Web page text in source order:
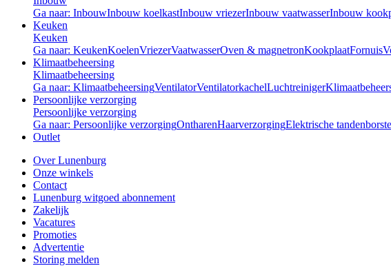
Ga naar: InbouwInbouw koelkastInbouw vriezerInbouw vaatwasserInbouw
Keuken
Keuken
Ga naar: KeukenKoelenVriezerVaatwasserOven & magnetronKookplaatFornuis
Klimaatbeheersing
Klimaatbeheersing
Ga naar: KlimaatbeheersingVentilatorVentilatorkachelLuchtreiniger
Persoonlijke verzorging
Persoonlijke verzorging
Ga naar: Persoonlijke verzorgingOntharenHaarverzorgingElektrische
Outlet
Over Lunenburg
Onze winkels
Contact
Lunenburg witgoed abonnement
Zakelijk
Vacatures
Promoties
Advertentie
Storing melden